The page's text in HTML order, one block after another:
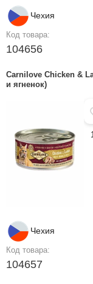
Чехия
Код товара:
104656
Carnilove Chicken &
и ягненок)
Чехия
Код товара:
104657